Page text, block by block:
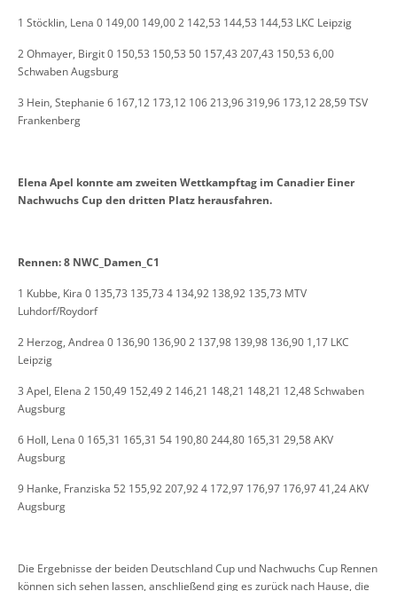
1 Stöcklin, Lena 0 149,00 149,00 2 142,53 144,53 144,53 LKC Leipzig
2 Ohmayer, Birgit 0 150,53 150,53 50 157,43 207,43 150,53 6,00
Schwaben Augsburg
3 Hein, Stephanie 6 167,12 173,12 106 213,96 319,96 173,12 28,59 TSV
Frankenberg
Elena Apel konnte am zweiten Wettkampftag im Canadier Einer
Nachwuchs Cup den dritten Platz herausfahren.
Rennen: 8 NWC_Damen_C1
1 Kubbe, Kira 0 135,73 135,73 4 134,92 138,92 135,73 MTV
Luhdorf/Roydorf
2 Herzog, Andrea 0 136,90 136,90 2 137,98 139,98 136,90 1,17 LKC
Leipzig
3 Apel, Elena 2 150,49 152,49 2 146,21 148,21 148,21 12,48 Schwaben
Augsburg
6 Holl, Lena 0 165,31 165,31 54 190,80 244,80 165,31 29,58 AKV
Augsburg
9 Hanke, Franziska 52 155,92 207,92 4 172,97 176,97 176,97 41,24 AKV
Augsburg
Die Ergebnisse der beiden Deutschland Cup und Nachwuchs Cup Rennen
können sich sehen lassen, anschließend ging es zurück nach Hause, die